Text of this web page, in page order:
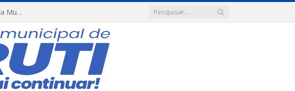
FESTRIBAL 2026 – No Coração da Amazônia. Apresentação da Munduruku.